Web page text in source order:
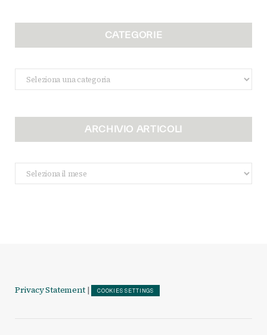
CATEGORIE
Categorie
ARCHIVIO ARTICOLI
Archivio
Articoli
Privacy Statement | COOKIES SETTINGS